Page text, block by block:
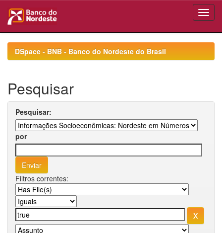
navigationDSpace - BNB - Banco do Nordeste do Brasil
Pesquisar
Pesquisar:
por
Filtros correntes: